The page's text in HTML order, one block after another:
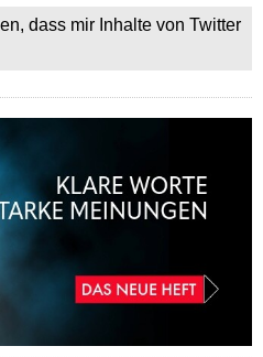
dass mir Inhalte von Twitter